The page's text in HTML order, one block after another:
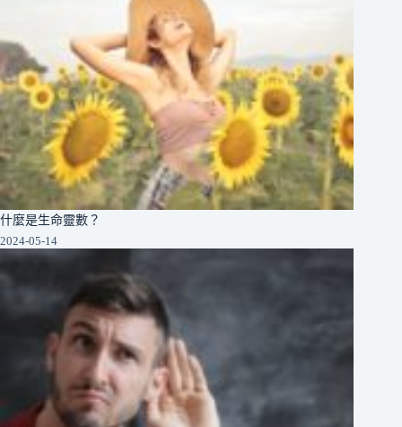
什麼是生命靈數？
2024-05-14